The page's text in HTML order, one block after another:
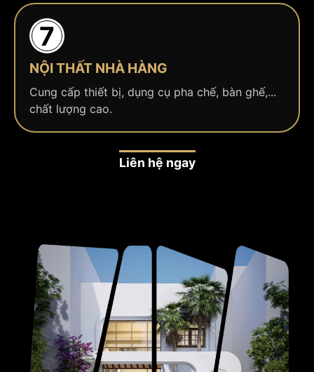
7
NỘI THẤT NHÀ HÀNG
Cung cấp thiết bị, dụng cụ pha chế, bàn ghế,...
chất lượng cao.
Liên hệ ngay